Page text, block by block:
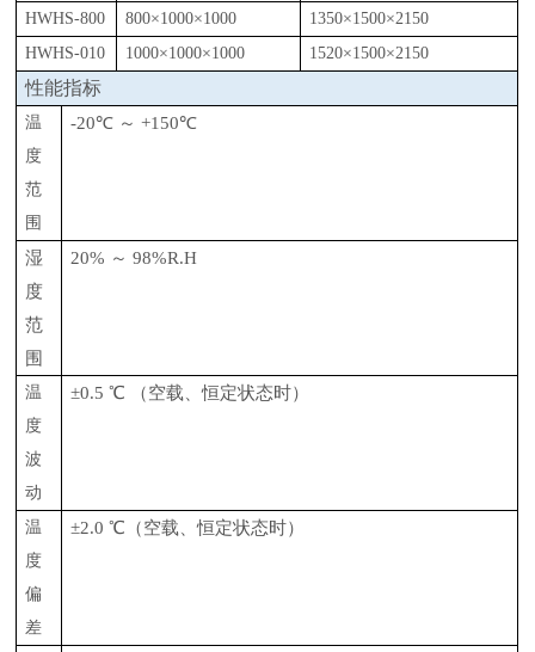
HWHS-800 800×1000×1000
1350×1500×2150
HWHS-010 1000×1000×1000 1520×1500×2150
性能指标
温
度
范
围
-20℃ ～ +150℃
湿
度
范
围
20% ～ 98%R.H
温
度
波
动
±0.5 ℃ （空载、恒定状态时）
温
度
偏
差
±2.0 ℃（空载、恒定状态时）